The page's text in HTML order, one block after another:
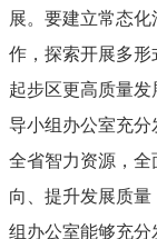
展。要建立常态
作，探索开展多
起步区更高质量
导小组办公室充
全省智力资源，
向、提升发展质
组办公室能够充